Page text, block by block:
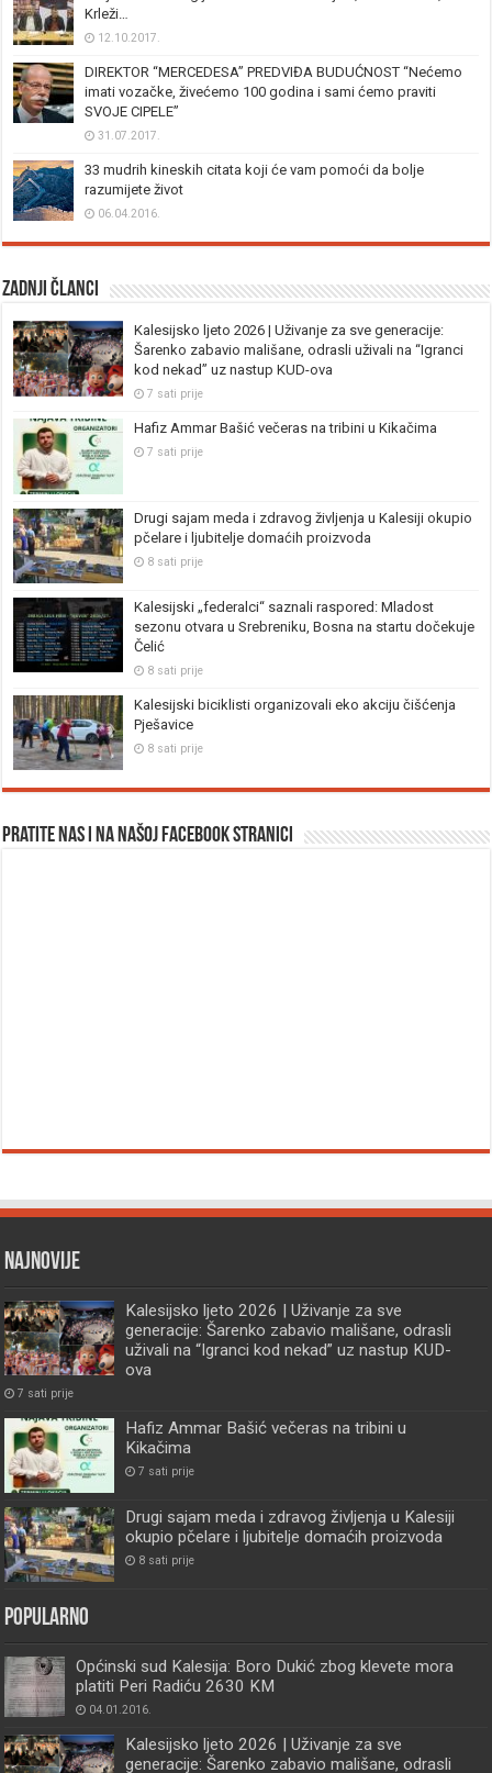
Krleži…
12.10.2017.
DIREKTOR “MERCEDESA” PREDVIĐA BUDUĆNOST “Nećemo
imati vozačke, živećemo 100 godina i sami ćemo praviti
SVOJE CIPELE”
31.07.2017.
33 mudrih kineskih citata koji će vam pomoći da bolje
razumijete život
06.04.2016.
Zadnji članci
Kalesijsko ljeto 2026 | Uživanje za sve generacije:
Šarenko zabavio mališane, odrasli uživali na “Igranci
kod nekad” uz nastup KUD-ova
7 sati prije
Hafiz Ammar Bašić večeras na tribini u Kikačima
7 sati prije
Drugi sajam meda i zdravog življenja u Kalesiji okupio
pčelare i ljubitelje domaćih proizvoda
8 sati prije
Kalesijski „federalci“ saznali raspored: Mladost
sezonu otvara u Srebreniku, Bosna na startu dočekuje
Čelić
8 sati prije
Kalesijski biciklisti organizovali eko akciju čišćenja
Pješavice
8 sati prije
Pratite nas i na našoj facebook stranici
Najnovije
Kalesijsko ljeto 2026 | Uživanje za sve
generacije: Šarenko zabavio mališane, odrasli
uživali na “Igranci kod nekad” uz nastup KUD-
ova
7 sati prije
Hafiz Ammar Bašić večeras na tribini u
Kikačima
7 sati prije
Drugi sajam meda i zdravog življenja u Kalesiji
okupio pčelare i ljubitelje domaćih proizvoda
8 sati prije
Popularno
Općinski sud Kalesija: Boro Dukić zbog klevete mora
platiti Peri Radiću 2630 KM
04.01.2016.
Kalesijsko ljeto 2026 | Uživanje za sve
generacije: Šarenko zabavio mališane, odrasli